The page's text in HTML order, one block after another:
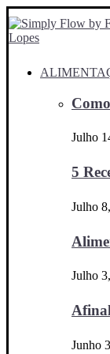
Julho
5
Julho
Julho
Junho